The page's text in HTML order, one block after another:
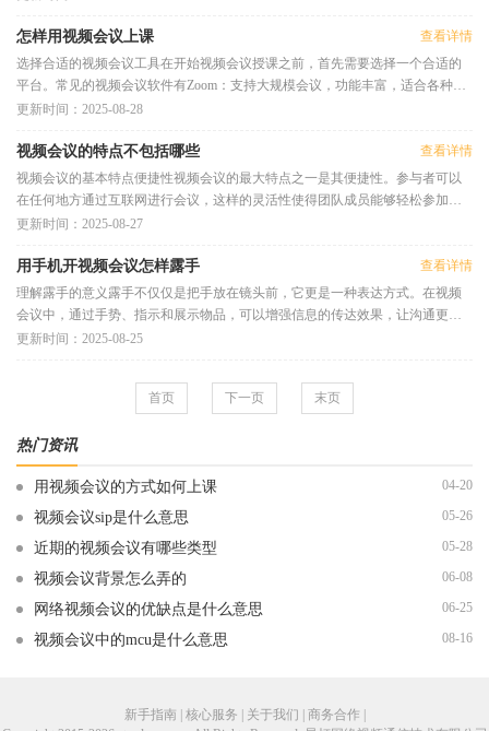
怎样用视频会议上课
查看详情
选择合适的视频会议工具在开始视频会议授课之前，首先需要选择一个合适的
平台。常见的视频会议软件有Zoom：支持大规模会议，功能丰富，适合各种类
型的课堂。Microsoft Teams：与Off
更新时间：2025-08-28
视频会议的特点不包括哪些
查看详情
视频会议的基本特点便捷性视频会议的最大特点之一是其便捷性。参与者可以
在任何地方通过互联网进行会议，这样的灵活性使得团队成员能够轻松参加，
无论他们身处何地。这种便利
更新时间：2025-08-27
用手机开视频会议怎样露手
查看详情
理解露手的意义露手不仅仅是把手放在镜头前，它更是一种表达方式。在视频
会议中，通过手势、指示和展示物品，可以增强信息的传达效果，让沟通更为
生动。无论是在线课堂的教师
更新时间：2025-08-25
首页 下一页 末页
热门资讯
用视频会议的方式如何上课 04-20
视频会议sip是什么意思 05-26
近期的视频会议有哪些类型 05-28
视频会议背景怎么弄的 06-08
网络视频会议的优缺点是什么意思 06-25
视频会议中的mcu是什么意思 08-16
新手指南 | 核心服务 | 关于我们 | 商务合作 |